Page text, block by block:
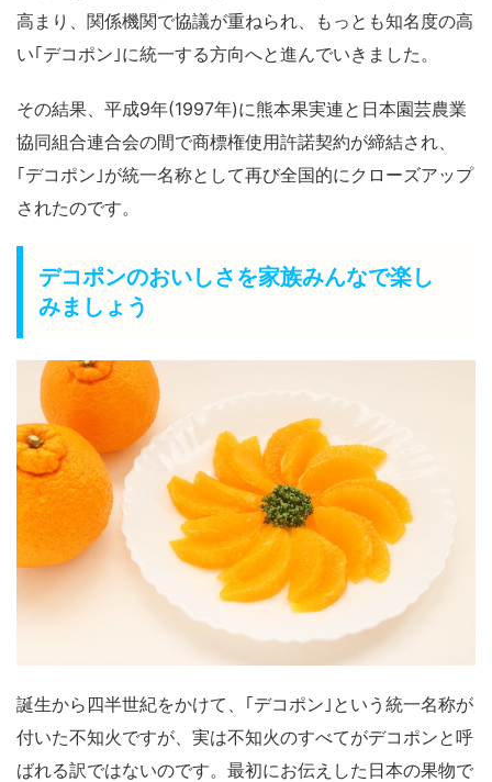
高まり、関係機関で協議が重ねられ、もっとも知名度の高
い｢デコポン｣に統一する方向へと進んでいきました。
その結果、平成9年(1997年)に熊本果実連と日本園芸農業
協同組合連合会の間で商標権使用許諾契約が締結され、
｢デコポン｣が統一名称として再び全国的にクローズアップ
されたのです。
デコポンのおいしさを家族みんなで楽し
みましょう
誕生から四半世紀をかけて、｢デコポン｣という統一名称が
付いた不知火ですが、実は不知火のすべてがデコポンと呼
ばれる訳ではないのです。最初にお伝えした日本の果物で